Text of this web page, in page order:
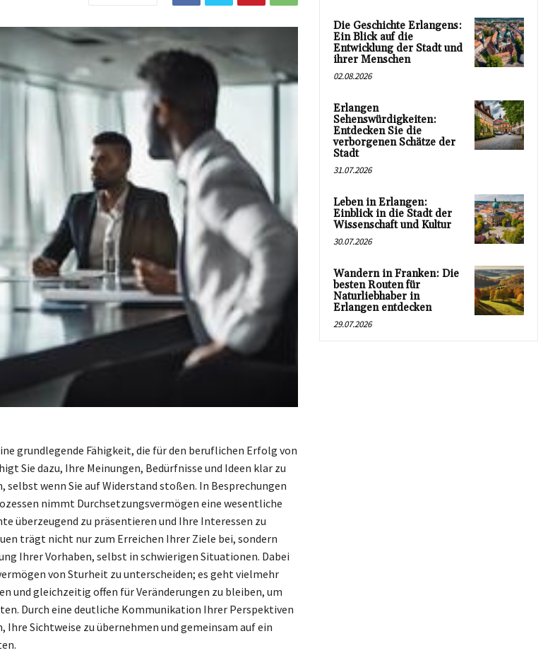
grundlegende Fähigkeit, die für den beruflichen Erfolg von
Sie dazu, Ihre Meinungen, Bedürfnisse und Ideen klar zu
wenn Sie auf Widerstand stoßen. In Besprechungen
nimmt Durchsetzungsvermögen eine wesentliche
überzeugend zu präsentieren und Ihre Interessen zu
trägt nicht nur zum Erreichen Ihrer Ziele bei, sondern
Ihrer Vorhaben, selbst in schwierigen Situationen. Dabei
von Sturheit zu unterscheiden; es geht vielmehr
und gleichzeitig offen für Veränderungen zu bleiben, um
Durch eine deutliche Kommunikation Ihrer Perspektiven
Ihre Sichtweise zu übernehmen und gemeinsam auf ein
Die Geschichte Erlangens:
Ein Blick auf die
Entwicklung der Stadt und
ihrer Menschen
02.08.2026
Erlangen
Sehenswürdigkeiten:
Entdecken Sie die
verborgenen Schätze der
Stadt
31.07.2026
Leben in Erlangen:
Einblick in die Stadt der
Wissenschaft und Kultur
30.07.2026
Wandern in Franken: Die
besten Routen für
Naturliebhaber in
Erlangen entdecken
29.07.2026